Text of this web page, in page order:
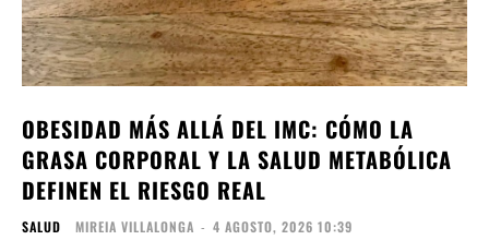
OBESIDAD MÁS ALLÁ DEL IMC: CÓMO LA
GRASA CORPORAL Y LA SALUD METABÓLICA
DEFINEN EL RIESGO REAL
SALUD MIREIA VILLALONGA - 4 AGOSTO, 2026 10:39